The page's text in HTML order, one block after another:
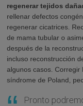
regenerar tejidos
rellenar defectos
regenerar cicatrices.
de mama tubular o
después de la
incluso reconstrucción
algunos casos. Corregir
síndrome de Poland,
Pronto